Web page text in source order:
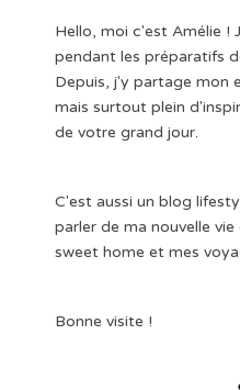
Hello, moi c'est Amélie !
pendant les préparatifs
Depuis, j'y partage mon
mais surtout plein
de votre grand jour.
C'est aussi un blog
parler de ma nouvelle
sweet home et mes
Bonne visite !